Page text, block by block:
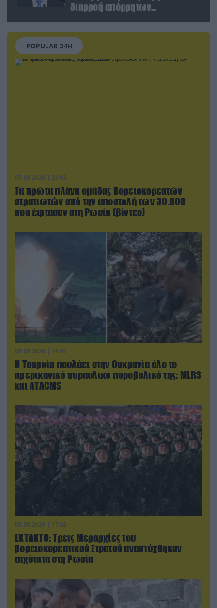
διαρροή απόρρητων
POPULAR 24H
07.08.2026 | 23:02
Τα πρώτα πλάνα ομάδας Βορειοκορεατών
στρατιωτών από την αποστολή των 30.000
που έφτασαν στη Ρωσία (βίντεο)
08.08.2026 | 14:02
Η Τουρκία πουλάει στην Ουκρανία όλο το
αμερικανικό πυραυλικό πυροβολικό της: MLRS
και ΑΤΑCMS
08.08.2026 | 17:02
ΕΚΤΑΚΤΟ: Τρεις Μεραρχίες του
βορειοκορεατικού Στρατού αναπτύχθηκαν
ταχύτατα στη Ρωσία